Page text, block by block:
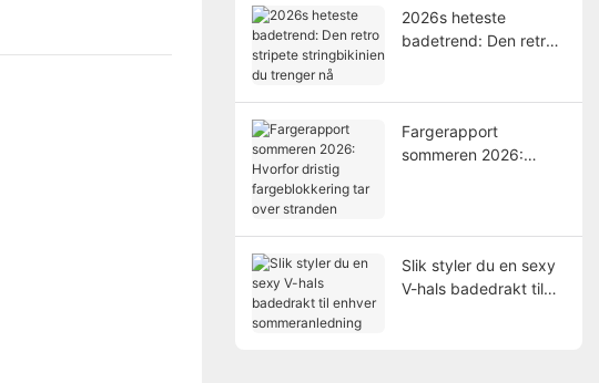
2026s heteste
badetrend: Den retro
Fargerapport
sommeren 2026:
Slik styler du en sexy
V-hals badedrakt til